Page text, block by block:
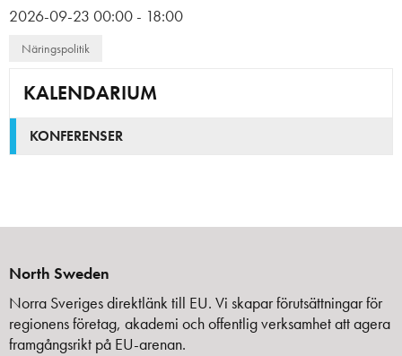
2026-09-23 00:00 - 18:00
Näringspolitik
KALENDARIUM
KONFERENSER
North Sweden
Norra Sveriges direktlänk till EU. Vi skapar förutsättningar för
regionens företag, akademi och offentlig verksamhet att agera
framgångsrikt på EU-arenan.